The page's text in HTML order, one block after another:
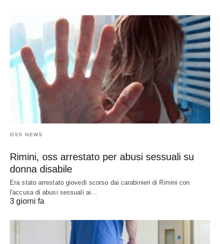
OSS NEWS
Rimini, oss arrestato per abusi sessuali su
donna disabile
Era stato arrestato giovedì scorso dai carabinieri di Rimini con
l'accusa di abusi sessuali ai…
3 giorni fa